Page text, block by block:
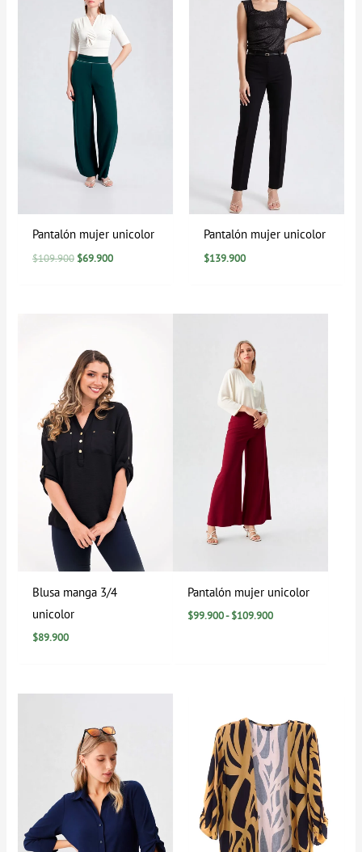
Pantalón mujer unicolor
$109.900
era:
$109.900.
$69.900
$69.900.
Pantalón mujer unicolor
$139.900
Blusa manga 3/4
unicolor
$89.900
Pantalón mujer unicolor
$99.900- $109.900
precios:
desde
$0
hasta
$94.900